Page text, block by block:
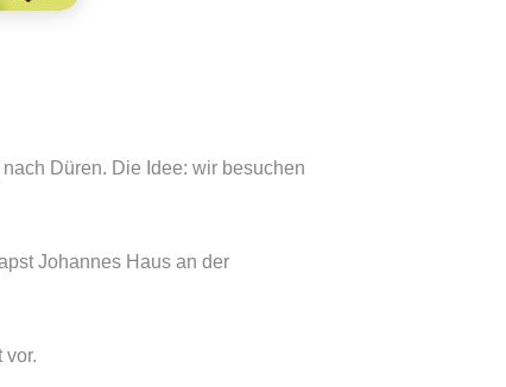
Düren. Die Idee: wir besuchen
Johannes Haus an der
vor.